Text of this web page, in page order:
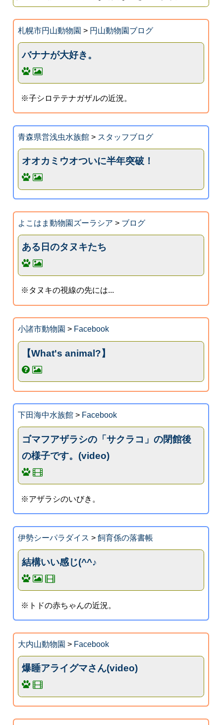
札幌市円山動物園 > 円山動物園ブログ
バナナが大好き。
※子シロテテナガザルの近況。
青森県営浅虫水族館> スタッフブログ
オオカミウオついに半年突破！
よこはま動物園ズーラシア > ブログ
ある日のタヌキたち
※タヌキの視線の先には...
小諸市動物園 > Facebook
【What's animal?】
下田海中水族館> Facebook
ゴマフアザラシの「サクラコ」の閉館後
の様子です。(video)
※アザラシのいびき。
伊勢シーパラダイス > 飼育係の落書帳
結構いい感じ(^^♪
※トドの赤ちゃんの近況。
大内山動物園 > Facebook
爆睡アライグマさん(video)